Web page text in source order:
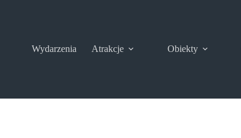
Wydarzenia Atrakcje Obiekty